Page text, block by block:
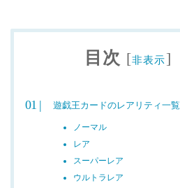
目次 [非表示]
遊戯王カードのレアリティ一覧
ノーマル
レア
スーパーレア
ウルトラレア